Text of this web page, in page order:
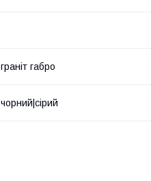
граніт габро
чорний|сірий